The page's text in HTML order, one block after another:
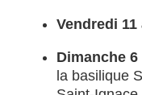
Vendredi
Dimanche
la basilique